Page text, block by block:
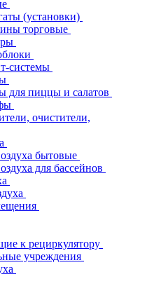
(установки)
торговые
системы
для пиццы и салатов
очистители,
бытовые
для бассейнов
к рециркулятору
учреждения